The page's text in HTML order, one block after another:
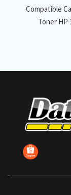
Compatible
Toner HP